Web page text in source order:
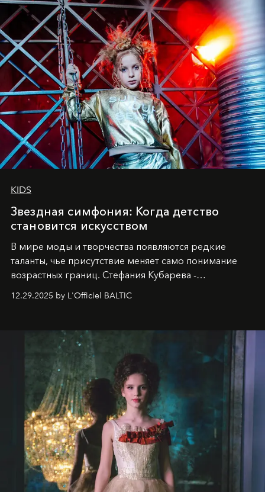
KIDS
Звездная симфония: Когда детство
становится искусством
В мире моды и творчества появляются редкие
таланты, чье присутствие меняет само понимание
возрастных границ. Стефания Кубарева -
десятилетняя обладательница невероятной
харизмы, чье имя уже украшает обложки
2025
и LUXIA June 2025, представляет собой
уникальное явление современной культуры.
12.29.2025 by L'Officiel BALTIC